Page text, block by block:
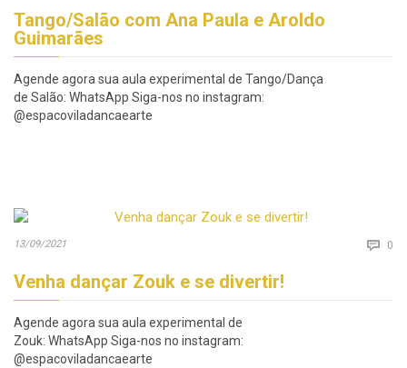
Tango/Salão com Ana Paula e Aroldo
Guimarães
Agende agora sua aula experimental de Tango/Dança
de Salão: WhatsApp Siga-nos no instagram:
@espacoviladancaearte
13/09/2021  0
Venha dançar Zouk e se divertir!
Agende agora sua aula experimental de
Zouk: WhatsApp Siga-nos no instagram:
@espacoviladancaearte